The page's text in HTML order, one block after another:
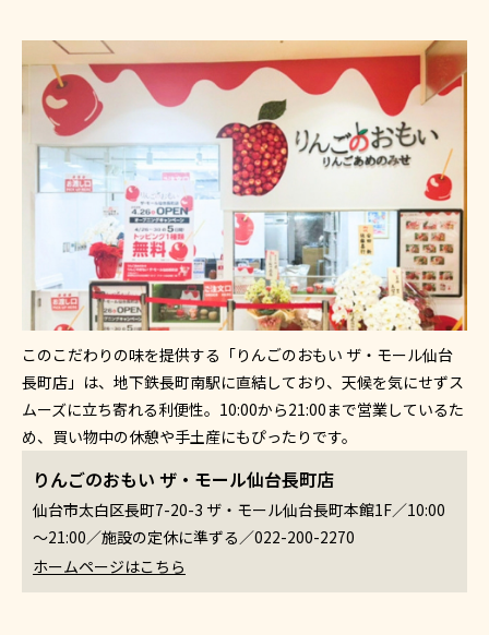
このこだわりの味を提供する「りんごのおもい ザ・モール仙台
長町店」は、地下鉄長町南駅に直結しており、天候を気にせずス
ムーズに立ち寄れる利便性。10:00から21:00まで営業しているた
め、買い物中の休憩や手土産にもぴったりです。
りんごのおもい ザ・モール仙台長町店
仙台市太白区長町7-20-3 ザ・モール仙台長町本館1F／10:00
～21:00／施設の定休に準ずる／022-200-2270
ホームページはこちら